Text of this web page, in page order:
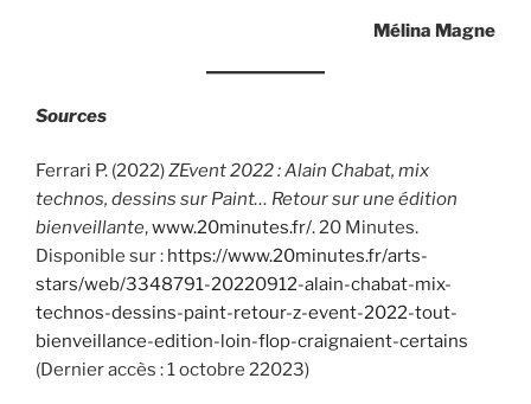
Mélina Magne
Sources
Ferrari P. (2022)ZEvent 2022 : Alain Chabat, mix
technos, dessins sur Paint… Retour sur une édition
bienveillante,www.20minutes.fr/. 20 Minutes.
Disponible sur : https://www.20minutes.fr/arts-
stars/web/3348791-20220912-alain-chabat-mix-
technos-dessins-paint-retour-z-event-2022-tout-
bienveillance-edition-loin-flop-craignaient-certains
(Dernier accès : 1 octobre 22023)